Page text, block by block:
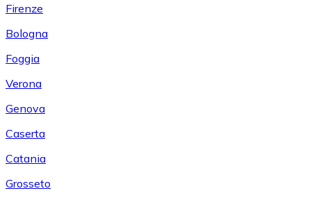
Firenze
Bologna
Foggia
Verona
Genova
Caserta
Catania
Grosseto